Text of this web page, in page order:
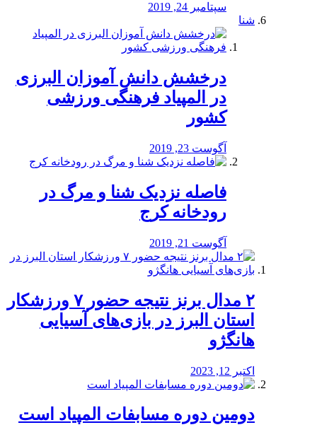
سپتامبر 24, 2019
شنا
درخشش دانش آموزان البرزی
در المپیاد فرهنگی ورزشی
کشور
آگوست 23, 2019
️فاصله نزدیک شنا و مرگ در
رودخانه کرج
آگوست 21, 2019
۲ مدال برنز نتیجه حضور ۷ ورزشکار
استان البرز در بازی‌های آسیایی
هانگژو
اکتبر 12, 2023
دومین دوره مسابفات المپیاد است